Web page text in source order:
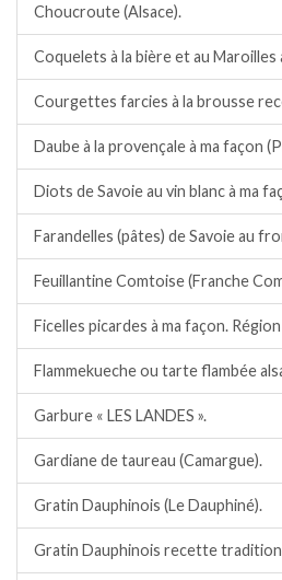
Choucroute (Alsace).
Coquelets à la bière et au Maroilles
Courgettes farcies à la brousse
Daube à la provençale à ma façon
Diots de Savoie au vin blanc à ma
Farandelles (pâtes) de Savoie au
Feuillantine Comtoise (Franche
Ficelles picardes à ma façon.
Flammekueche ou tarte flambée
Garbure « LES LANDES ».
Gardiane de taureau (Camargue).
Gratin Dauphinois (Le Dauphiné).
Gratin Dauphinois recette